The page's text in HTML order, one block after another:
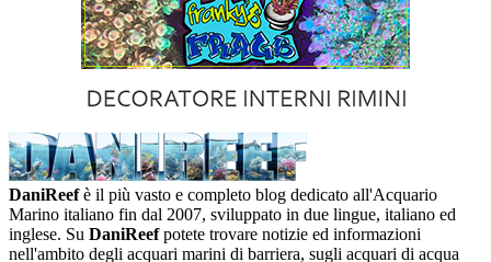
DaniReefè il più vasto e completo blog dedicato all'Acquario
Marino italiano fin dal 2007, sviluppato in due lingue, italiano ed
inglese. Su DaniReefpotete trovare notizie ed informazioni
nell'ambito degli acquari marini di barriera, sugli acquari di acqua